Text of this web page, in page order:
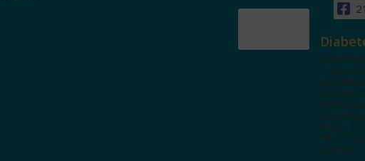
Tanti
un'area
dedicata
spazi
e test.
NL per
novità!